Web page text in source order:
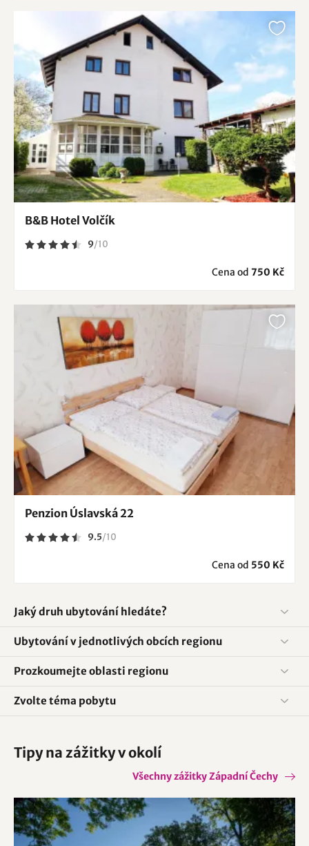
B&B Hotel Volčík
9/10
Cena od 750 Kč
Penzion Úslavská 22
9.5/10
Cena od 550 Kč
Jaký druh ubytování hledáte?
Ubytování v jednotlivých obcích regionu
Prozkoumejte oblasti regionu
Zvolte téma pobytu
Tipy na zážitky v okolí
Všechny zážitky Západní Čechy